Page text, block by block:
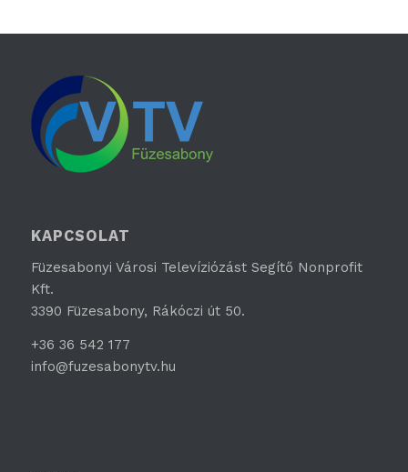
KAPCSOLAT
Füzesabonyi Városi Televíziózást Segítő Nonprofit
Kft.
3390 Füzesabony, Rákóczi út 50.
+36 36 542 177
info@fuzesabonytv.hu